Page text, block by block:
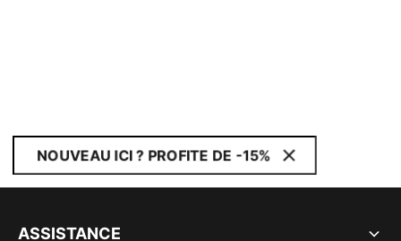
NOUVEAU ICI ? PROFITE DE -15%
ASSISTANCE